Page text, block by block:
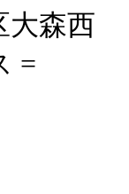
大森西
=